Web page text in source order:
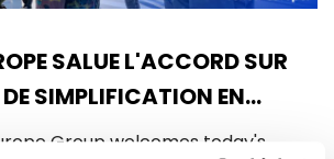
SALUE L'ACCORD SUR
DE SIMPLIFICATION EN
DÉFENSEGroup welcomes today's